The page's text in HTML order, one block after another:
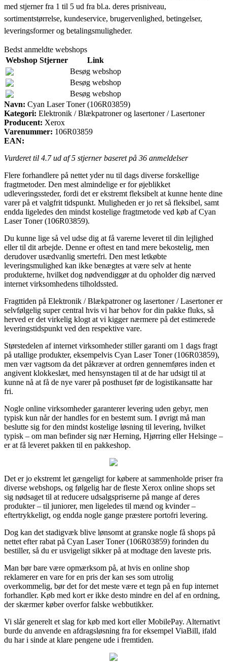
med stjerner fra 1 til 5 ud fra bl.a. deres prisniveau,
sortimentstørrelse, kundeservice, brugervenlighed, betingelser,
leveringsformer og betalingsmuligheder.
Bedst anmeldte webshops
Webshop Stjerner
Link
Besøg webshop
Besøg webshop
Besøg webshop
Navn: Cyan Laser Toner (106R03859)
Kategori: Elektronik / Blækpatroner og lasertoner / Lasertoner
Producent: Xerox
Varenummer: 106R03859
EAN:
Vurderet til 4.7ud af 5 stjerner baseret på 36 anmeldelser
Flere forhandlere på nettet yder nu til dags diverse forskellige
fragtmetoder. Den mest almindelige er for øjeblikket
udleveringssteder, fordi det er ekstremt fleksibelt at kunne hente dine
varer på et valgfrit tidspunkt. Muligheden er jo ret så fleksibel, samt
endda ligeledes den mindst kostelige fragtmetode ved køb af Cyan
Laser Toner (106R03859).
Du kunne lige så vel udse dig at få varerne leveret til din lejlighed
eller til dit arbejde. Denne er oftest en tand mere bekostelig, men
derudover usædvanlig smertefri. Den mest letkøbte
leveringsmulighed kan ikke benægtes at være selv at hente
produkterne, hvilket dog nødvendiggør at du opholder dig nærved
internet virksomhedens tilholdssted.
Fragttiden på Elektronik / Blækpatroner og lasertoner / Lasertoner er
selvfølgelig super central hvis vi har behov for din pakke fluks, så
herved er det virkelig klogt at vi kigger nærmere på det estimerede
leveringstidspunkt ved den respektive vare.
Størstedelen af internet virksomheder stiller garanti om 1 dags fragt
på utallige produkter, eksempelvis Cyan Laser Toner (106R03859),
men vær vagtsom da det påkræver at ordren gennemføres inden et
angivent klokkeslæt, med hensynstagen til at de har udsigt til at
kunne nå at få de nye varer på posthuset før de logistikansatte har
fri.
Nogle online virksomheder garanterer levering uden gebyr, men
typisk kun når der handles for en bestemt sum. I øvrigt må man
beslutte sig for den mindst kostelige løsning til levering, hvilket
typisk – om man befinder sig nær Herning, Hjørring eller Helsinge –
er at få leveret pakken til en pakkeshop.
Det er jo ekstremt let gængeligt for købere at sammenholde priser fra
diverse webshops, og følgelig har de fleste Xerox online shops set
sig nødsaget til at reducere udsalgspriserne på mange af deres
produkter – til juniorer, men ligeledes til mænd og kvinder –
eftertrykkeligt, og endda nogle gange præstere portofri levering.
Dog kan det stadigvæk blive lønsomt at granske nogle få shops på
nettet efter rabat på Cyan Laser Toner (106R03859) forinden du
bestiller, så du er usvigeligt sikker på at modtage den laveste pris.
Man bør bare være opmærksom på, at hvis en online shop
reklamerer en vare for en pris der kan ses som utrolig
overkommelig, bør det for det meste være et tegn på en fup internet
forhandler. Køb med kort er ikke desto mindre en del af en ordning,
der skærmer køber overfor falske webbutikker.
Vi slår generelt et slag for køb med kort eller MobilePay. Alternativt
burde du anvende en afdragsløsning fra for eksempel ViaBill, ifald
du har i sinde at klare pengene ude i fremtiden.